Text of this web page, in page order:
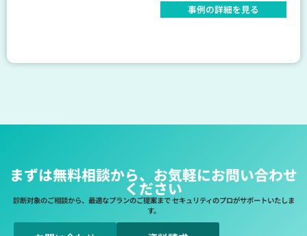
事例の詳細を見る
まずは無料相談から、お気軽にお問い合わせ
ください
診断対象のご相談から、最適なプランのご提案まで セキュリティのプロがサポートいたしま
す。